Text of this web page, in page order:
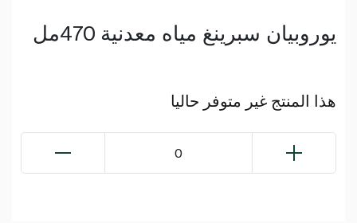
يوروبيان سبرينغ مياه معدنية 470مل
هذا المنتج غير متوفر حاليا
0